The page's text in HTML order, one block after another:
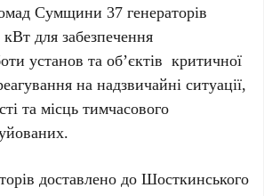
Сумщини 37 генераторів
для забезпечення
установ та обʼєктів критичної
на надзвичайні ситуації,
та місць тимчасового
доставлено до Шосткинського